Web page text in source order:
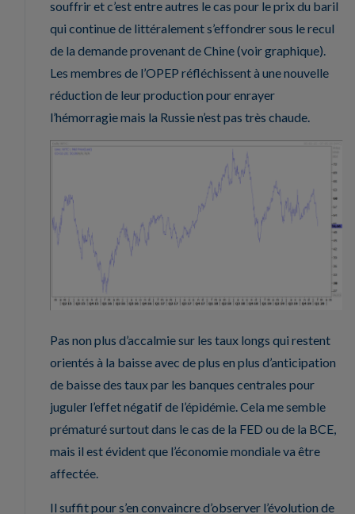
souffrir et c’est entre autres le cas pour le prix du baril
qui continue de littéralement s’effondrer sous le recul
de la demande provenant de Chine (voir graphique).
Les membres de l’OPEP réfléchissent à une nouvelle
réduction de leur production pour enrayer
l’hémorragie mais la Russie n’est pas très chaude.
Pas non plus d’accalmie sur les taux longs qui restent
orientés à la baisse avec de plus en plus d’anticipation
de baisse des taux par les banques centrales pour
juguler l’effet négatif de l’épidémie. Cela me semble
prématuré surtout dans le cas de la FED ou de la BCE,
mais il est évident que l’économie mondiale va être
affectée.
Il suffit pour s’en convaincre d’observer l’évolution de